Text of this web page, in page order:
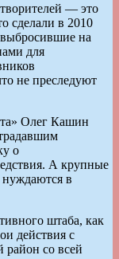
— это
сделали в 2010
на
для
не преследуют
Олег Кашин
о
А крупные
в
штаба, как
действия с
со всей